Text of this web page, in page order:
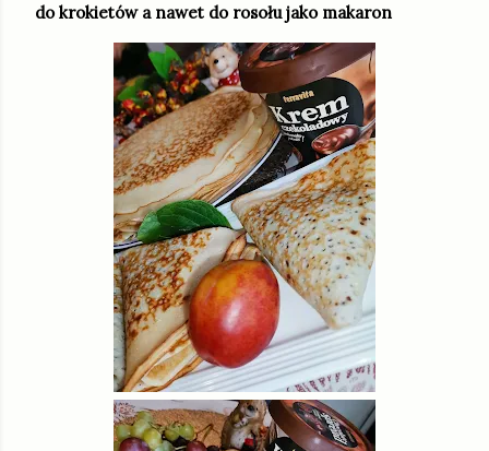
do krokietów a nawet do rosołu jako makaron